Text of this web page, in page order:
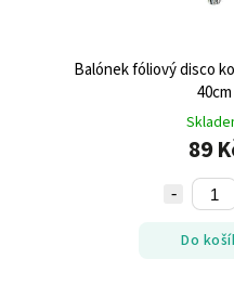
Balónek fóliový disco
40cm
89
Do